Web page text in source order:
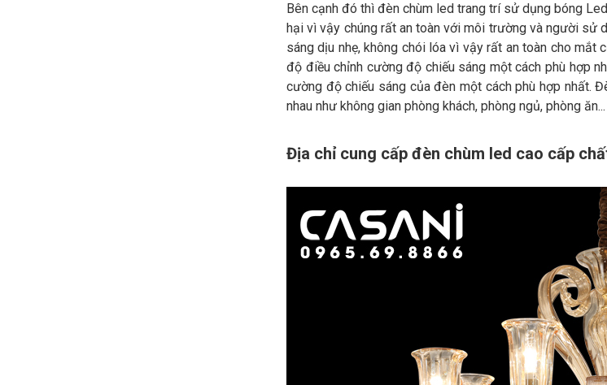
Bên cạnh đó thì đèn chùm led trang trí sử dụng bóng
hại vì vậy chúng rất an toàn với môi trường và người sử
sáng dịu nhẹ, không chói lóa vì vậy rất an toàn cho
độ điều chỉnh cường độ chiếu sáng một cách phù hợp
cường độ chiếu sáng của đèn một cách phù hợp nhất.
nhau như không gian phòng khách, phòng ngủ, phòng ăn...
Địa chỉ cung cấp đèn chùm led cao cấp